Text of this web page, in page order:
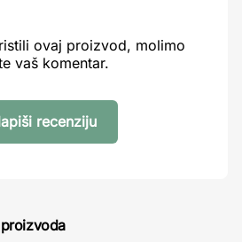
ovaj proizvod, molimo
vaš komentar.
recenziju